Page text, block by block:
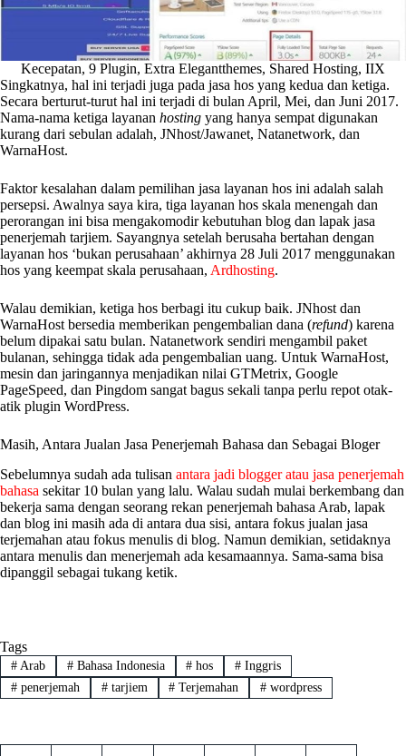
Kecepatan, 9 Plugin, Extra Elegantthemes, Shared Hosting, IIX
Singkatnya, hal ini terjadi juga pada jasa hos yang kedua dan ketiga.
Secara berturut-turut hal ini terjadi di bulan April, Mei, dan Juni 2017.
Nama-nama ketiga layanan hosting yang hanya sempat digunakan
kurang dari sebulan adalah, JNhost/Jawanet, Natanetwork, dan
WarnaHost.
Faktor kesalahan dalam pemilihan jasa layanan hos ini adalah salah
persepsi. Awalnya saya kira, tiga layanan hos skala menengah dan
perorangan ini bisa mengakomodir kebutuhan blog dan lapak jasa
penerjemah tarjiem. Sayangnya setelah berusaha bertahan dengan
layanan hos ‘bukan perusahaan’ akhirnya 28 Juli 2017 menggunakan
hos yang keempat skala perusahaan, Ardhosting.
Walau demikian, ketiga hos berbagi itu cukup baik. JNhost dan
WarnaHost bersedia memberikan pengembalian dana (refund) karena
belum dipakai satu bulan. Natanetwork sendiri mengambil paket
bulanan, sehingga tidak ada pengembalian uang. Untuk WarnaHost,
mesin dan jaringannya menjadikan nilai GTMetrix, Google
PageSpeed, dan Pingdom sangat bagus sekali tanpa perlu repot otak-
atik plugin WordPress.
Masih, Antara Jualan Jasa Penerjemah Bahasa dan Sebagai Bloger
Sebelumnya sudah ada tulisan antara jadi blogger atau jasa penerjemah
bahasa sekitar 10 bulan yang lalu. Walau sudah mulai berkembang dan
bekerja sama dengan seorang rekan penerjemah bahasa Arab, lapak
dan blog ini masih ada di antara dua sisi, antara fokus jualan jasa
terjemahan atau fokus menulis di blog. Namun demikian, setidaknya
antara menulis dan menerjemah ada kesamaannya. Sama-sama bisa
dipanggil sebagai tukang ketik.
Tags
#Arab #Bahasa Indonesia # hos # Inggris
#penerjemah #tarjiem # Terjemahan # wordpress